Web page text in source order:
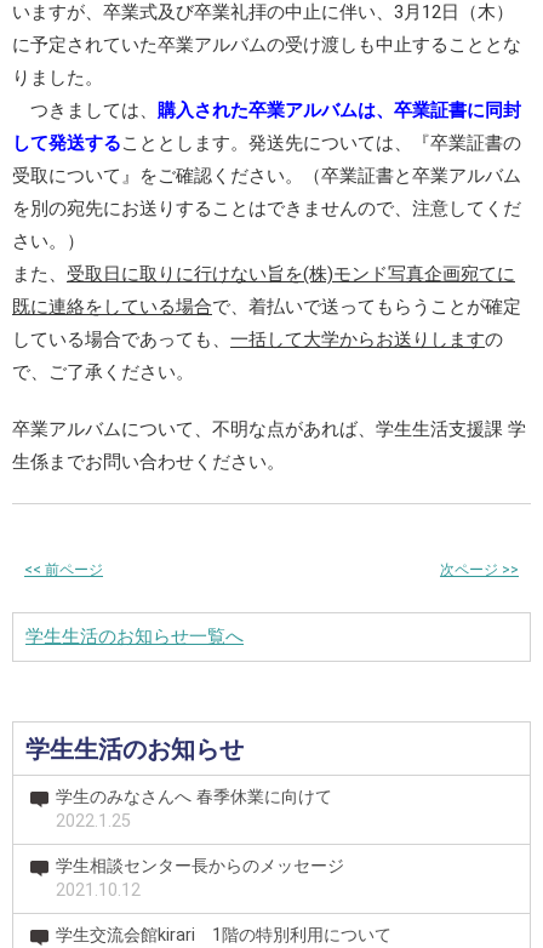
いますが、卒業式及び卒業礼拝の中止に伴い、3月12日（木）
に予定されていた卒業アルバムの受け渡しも中止することとな
りました。
つきましては、 購入された卒業アルバムは、卒業証書に同封
して発送することとします。発送先については、『卒業証書の
受取について』をご確認ください。（卒業証書と卒業アルバム
を別の宛先にお送りすることはできませんので、注意してくだ
さい。）
また、 受取日に取りに行けない旨を(株)モンド写真企画宛てに
既に連絡をしている場合で、着払いで送ってもらうことが確定
している場合であっても、 一括して大学からお送りしますの
で、ご了承ください。
卒業アルバムについて、不明な点があれば、学生生活支援課 学
生係までお問い合わせください。
<< 前ページ 次ページ >>
学生生活のお知らせ一覧へ
学生生活のお知らせ
学生のみなさんへ 春季休業に向けて
2022.1.25
学生相談センター長からのメッセージ
2021.10.12
学生交流会館kirari 1階の特別利用について